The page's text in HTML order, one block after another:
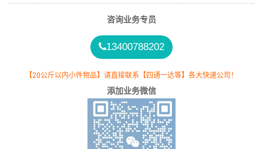
咨询业务专员
13400788202
【20公斤以内小件物品】请直接联系【四通一达等】各大快递公司！
添加业务微信